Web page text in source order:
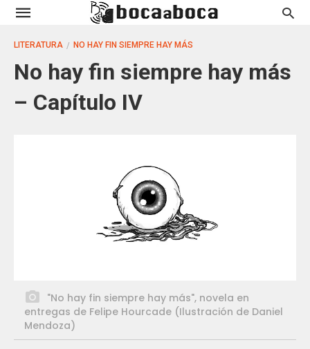
LITERATURA NO HAY FIN SIEMPRE HAY MÁS
No hay fin siempre hay más
– Capítulo IV
"No hay fin siempre hay más", novela en
entregas de Felipe Hourcade (Ilustración de Daniel
Mendoza)